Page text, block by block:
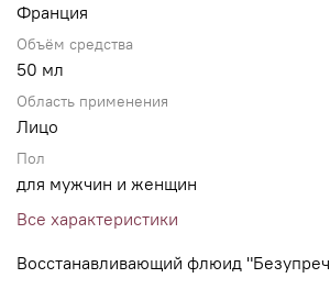
Франция
Объём средства
50 мл
Область применения
Лицо
Пол
для мужчин и женщин
Все характеристики
Восстанавливающий флюид